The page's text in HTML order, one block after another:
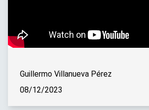
Guillermo Villanueva Pérez
08/12/2023